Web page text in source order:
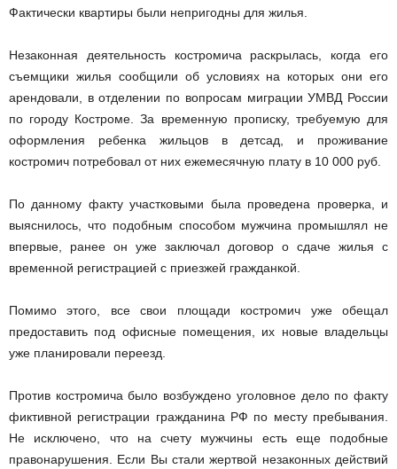
Фактически квартиры были непригодны для жилья.
Незаконная деятельность костромича раскрылась, когда его
съемщики жилья сообщили об условиях на которых они его
арендовали, в отделении по вопросам миграции УМВД России
по городу Костроме. За временную прописку, требуемую для
оформления ребенка жильцов в детсад, и проживание
костромич потребовал от них ежемесячную плату в 10 000 руб.
По данному факту участковыми была проведена проверка, и
выяснилось, что подобным способом мужчина промышлял не
впервые, ранее он уже заключал договор о сдаче жилья с
временной регистрацией с приезжей гражданкой.
Помимо этого, все свои площади костромич уже обещал
предоставить под офисные помещения, их новые владельцы
уже планировали переезд.
Против костромича было возбуждено уголовное дело по факту
фиктивной регистрации гражданина РФ по месту пребывания.
Не исключено, что на счету мужчины есть еще подобные
правонарушения. Если Вы стали жертвой незаконных действий